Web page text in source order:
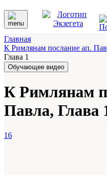
Главная
К Римлянам послание ап.
Глава 1
Обучающее видео
К Римлянам
Павла, Глава
16